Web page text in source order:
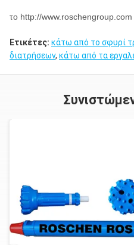
το http://www.roschengroup.com
Ετικέτες: κάτω από το σφυρί
διατρήσεων, κάτω από τα